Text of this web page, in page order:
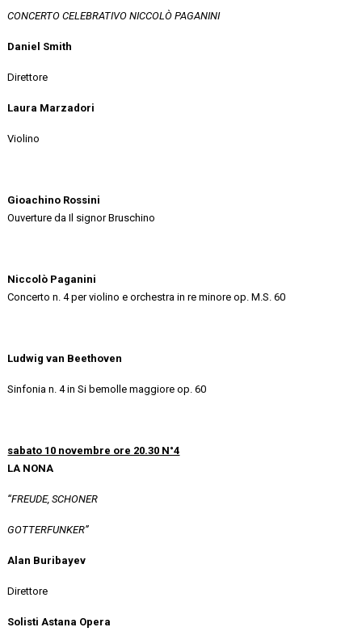
CONCERTO CELEBRATIVONICCOLÒ PAGANINI
Daniel Smith
Direttore
Laura Marzadori
Violino
Gioachino Rossini
Ouverture da Il signor Bruschino
Niccolò Paganini
Concerto n. 4 per violino e orchestra in re minore op. M.S. 60
Ludwig van Beethoven
Sinfonia n. 4 in Si bemolle maggiore op. 60
sabato 10 novembre ore 20.30 N°4
LA NONA
“FREUDE, SCHONER
GOTTERFUNKER”
Alan Buribayev
Direttore
Solisti Astana Opera